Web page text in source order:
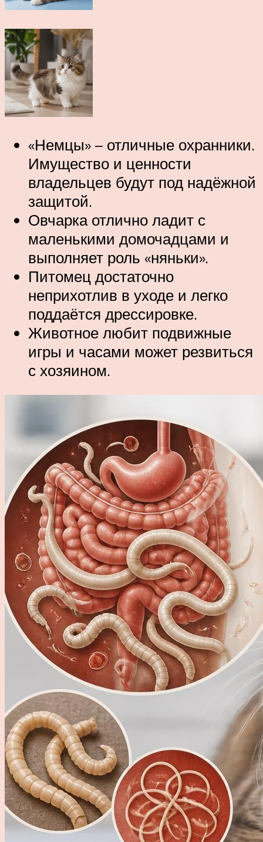
«Немцы» – отличные охранники.
Имущество и ценности
владельцев будут под надёжной
защитой.
Овчарка отлично ладит с
маленькими домочадцами и
выполняет роль «няньки».
Питомец достаточно
неприхотлив в уходе и легко
поддаётся дрессировке.
Животное любит подвижные
игры и часами может резвиться
с хозяином.